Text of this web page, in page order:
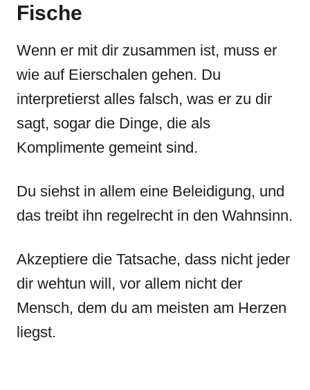
Fische
Wenn er mit dir zusammen ist, muss er
wie auf Eierschalen gehen. Du
interpretierst alles falsch, was er zu dir
sagt, sogar die Dinge, die als
Komplimente gemeint sind.
Du siehst in allem eine Beleidigung, und
das treibt ihn regelrecht in den Wahnsinn.
Akzeptiere die Tatsache, dass nicht jeder
dir wehtun will, vor allem nicht der
Mensch, dem du am meisten am Herzen
liegst.